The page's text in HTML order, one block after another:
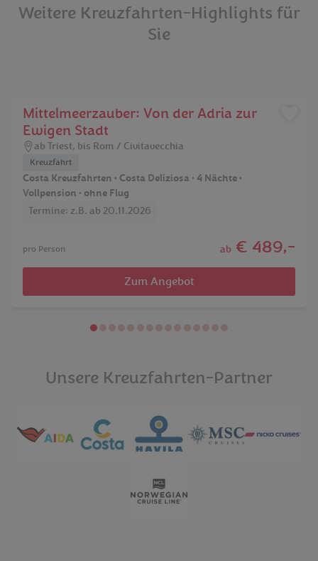
Weitere Kreuzfahrten-Highlights für
Sie
Mittelmeerzauber: Von der Adria zur
Ewigen Stadt
ab Triest, bis Rom / Civitavecchia
Kreuzfahrt
Costa Kreuzfahrten • Costa Deliziosa • 4 Nächte •
Vollpension • ohne Flug
Termine: z.B. ab 20.11.2026
pro Person ab € 489,-
Zum Angebot
Unsere Kreuzfahrten-Partner